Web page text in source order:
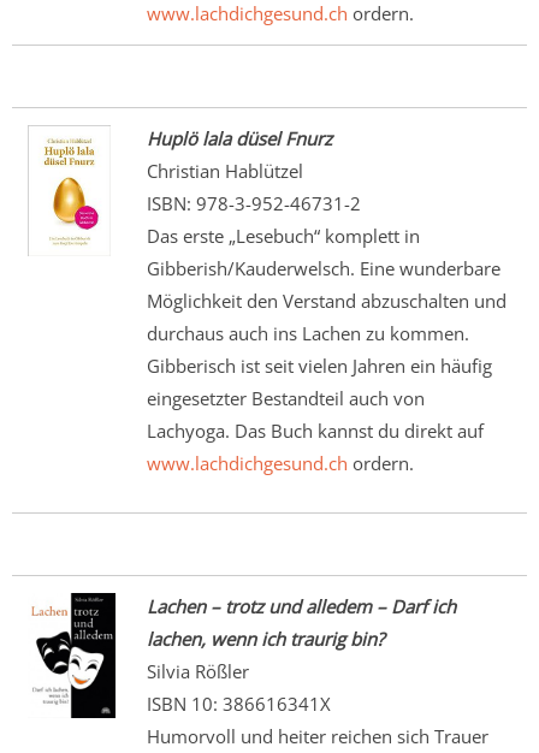
www.lachdichgesund.ch ordern.
Huplö lala düsel Fnurz
Christian Hablützel
ISBN: 978-3-952-46731-2
Das erste „Lesebuch“ komplett in
Gibberish/Kauderwelsch. Eine wunderbare
Möglichkeit den Verstand abzuschalten und
durchaus auch ins Lachen zu kommen.
Gibberisch ist seit vielen Jahren ein häufig
eingesetzter Bestandteil auch von
Lachyoga. Das Buch kannst du direkt auf
www.lachdichgesund.ch ordern.
Lachen – trotz und alledem – Darf ich
lachen, wenn ich traurig bin?
Silvia Rößler
ISBN 10: 386616341X
Humorvoll und heiter reichen sich Trauer